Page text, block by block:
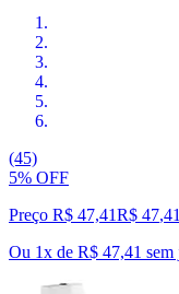
(45)
5% OFF
Preço R$ 47,41R$ 47,41
Ou 1x de R$ 47,41 sem